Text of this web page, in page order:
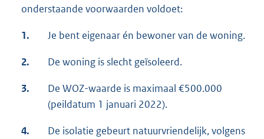
onderstaande voorwaarden voldoet:
1. Je bent eigenaar én bewoner van de woning.
2. De woning is slecht geïsoleerd.
3.
De WOZ-waarde is maximaal €500.000
(peildatum 1 januari 2022).
4.
De isolatie gebeurt natuurvriendelijk, volgens